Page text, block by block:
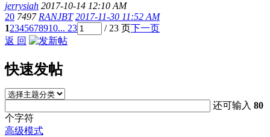
jerrysiah 2017-10-14 12:10 AM
20 7497 RANJBT 2017-11-30 11:52 AM
12345678910... 23 / 23 页下一页
返 回
快速发帖
还可输入80
个字符
高级模式